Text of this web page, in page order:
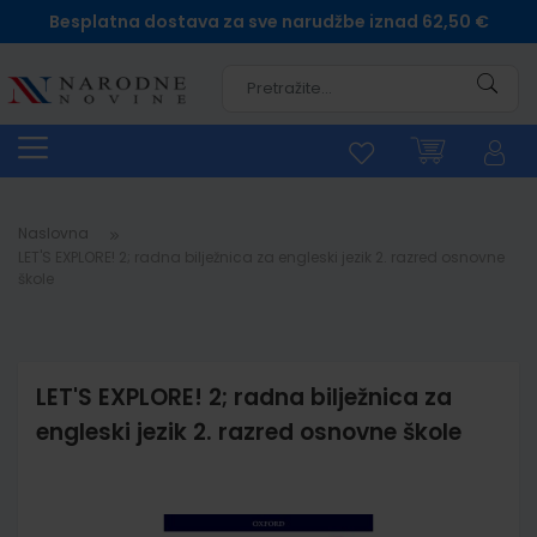
Besplatna dostava za sve narudžbe iznad 62,50 €
Naslovna
LET'S EXPLORE! 2; radna bilježnica za
engleski jezik 2. razred osnovne škole